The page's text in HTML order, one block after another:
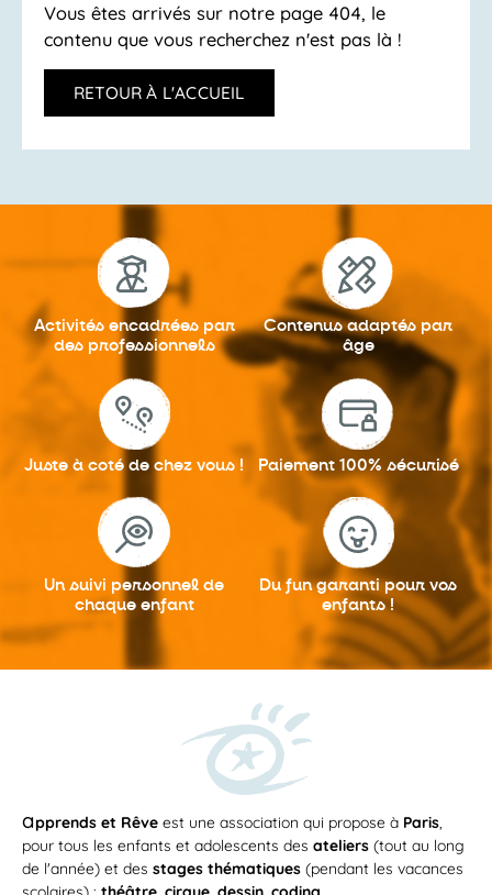
Vous êtes arrivés sur notre page 404, le
contenu que vous recherchez n'est pas là !
RETOUR À L'ACCUEIL
Activités encadrées par
des professionnels
Contenus adaptés par
âge
Juste à coté de chez vous ! Paiement 100% sécurisé
Un suivi personnel de
chaque enfant
Du fun garantipour vos
enfants !
apprends et Rêve est une association qui propose à Paris,
pour tous les enfants et adolescents des ateliers (tout au long
de l'année) et des stages thématiques (pendant les vacances